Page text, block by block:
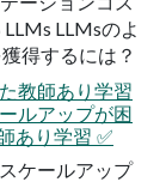
LLMsのよ
得するには？
教師あり学習
ルアップが困
あり学習 ✅
ケールアップ